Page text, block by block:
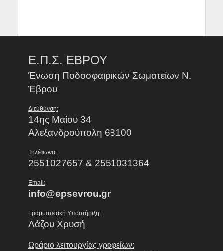
Ε.Π.Σ. ΕΒΡΟΥ
Ένωση Ποδοσφαιρικών Σωματείων Ν.
Έβρου
Διεύθυνση:
14ης Μαίου 34
Αλεξανδρούπολη 68100
Τηλέφωνα:
2551027657 & 2551031364
Email:
info@epsevrou.gr
Γραμματειακή Υποστήριξη:
Λάζου Χρυσή
Ωράριο λειτουργίας γραφείων: